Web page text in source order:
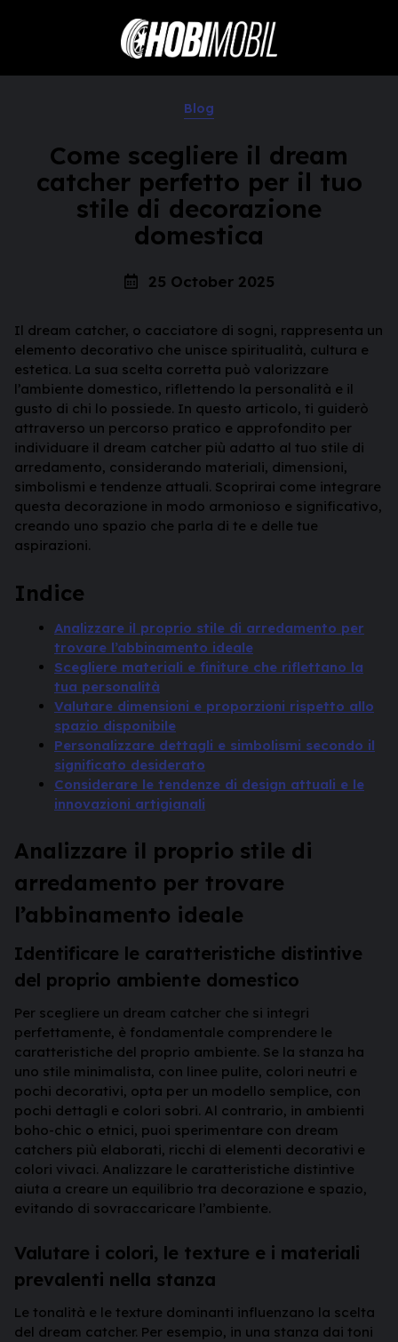
Blog
Come scegliere il dream
catcher perfetto per il tuo
stile di decorazione
domestica
25 October 2025
Il dream catcher, o cacciatore di sogni, rappresenta un
elemento decorativo che unisce spiritualità, cultura e
estetica. La sua scelta corretta può valorizzare
l’ambiente domestico, riflettendo la personalità e il
gusto di chi lo possiede. In questo articolo, ti guiderò
attraverso un percorso pratico e approfondito per
individuare il dream catcher più adatto al tuo stile di
arredamento, considerando materiali, dimensioni,
simbolismi e tendenze attuali. Scoprirai come integrare
questa decorazione in modo armonioso e significativo,
creando uno spazio che parla di te e delle tue
aspirazioni.
Indice
Analizzare il proprio stile di arredamento per
trovare l’abbinamento ideale
Scegliere materiali e finiture che riflettano la
tua personalità
Valutare dimensioni e proporzioni rispetto allo
spazio disponibile
Personalizzare dettagli e simbolismi secondo il
significato desiderato
Considerare le tendenze di design attuali e le
innovazioni artigianali
Analizzare il proprio stile di
arredamento per trovare
l’abbinamento ideale
Identificare le caratteristiche distintive
del proprio ambiente domestico
Per scegliere un dream catcher che si integri
perfettamente, è fondamentale comprendere le
caratteristiche del proprio ambiente. Se la stanza ha
uno stile minimalista, con linee pulite, colori neutri e
pochi decorativi, opta per un modello semplice, con
pochi dettagli e colori sobri. Al contrario, in ambienti
boho-chic o etnici, puoi sperimentare con dream
catchers più elaborati, ricchi di elementi decorativi e
colori vivaci. Analizzare le caratteristiche distintive
aiuta a creare un equilibrio tra decorazione e spazio,
evitando di sovraccaricare l’ambiente.
Valutare i colori, le texture e i materiali
prevalenti nella stanza
Le tonalità e le texture dominanti influenzano la scelta
del dream catcher. Per esempio, in una stanza dai toni